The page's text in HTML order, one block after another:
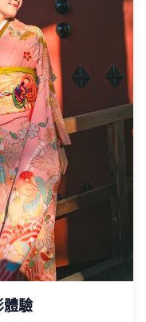
42a8-496f-acf1-
1515-4093-adbb-
體驗